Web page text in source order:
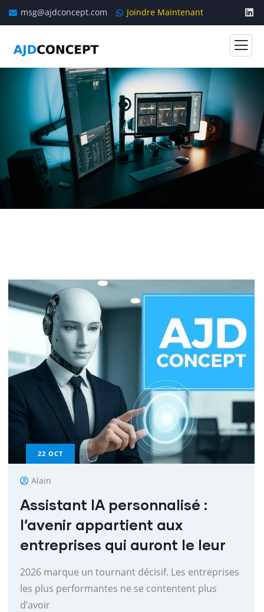
msg@ajdconcept.com Joindre Maintenant
22 OCT
Alain
Assistant IA personnalisé :
l’avenir appartient aux
entreprises qui auront le leur
2026 marque un tournant décisif. Les entreprises
les plus performantes ne se contentent plus
d’avoir